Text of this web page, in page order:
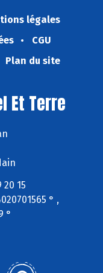
légales
CGU
Plan du site
Et Terre
20 15
° ,
°